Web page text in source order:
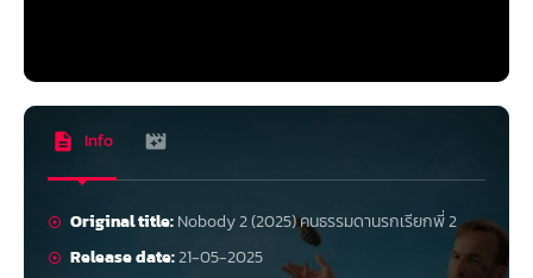
Info
Original title:Nobody 2 (2025) คนธรรมดานรกเรียกพี่ 2
Release date:21-05-2025